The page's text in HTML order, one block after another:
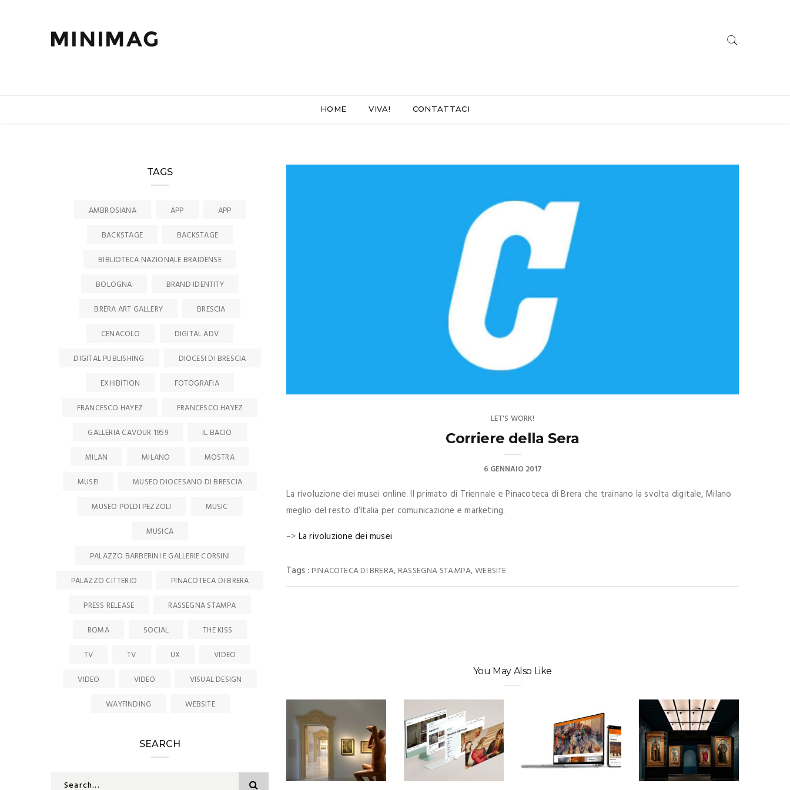
HOME VIVA! CONTATTACI
LET'S WORK!
Corriere della Sera
6 GENNAIO 2017
La rivoluzione dei musei online. Il primato di Triennale e Pinacoteca di Brera che trainano la svolta digitale, Milano
meglio del resto d’Italia per comunicazione e marketing.
–> La rivoluzione dei musei
Tags : PINACOTECA DI BRERA, RASSEGNA STAMPA,WEBSITE
You May Also Like
TAGS
AMBROSIANA APP
APP
BACKSTAGE
BACKSTAGE
BIBLIOTECA NAZIONALE BRAIDENSE
BOLOGNA
BRAND IDENTITY
BRERA ART GALLERY
BRESCIA
CENACOLO
DIGITAL ADV
DIGITAL PUBLISHING
DIOCESI DI BRESCIA
EXHIBITION
FOTOGRAFIA
FRANCESCO HAYEZ
FRANCESCO HAYEZ
GALLERIA CAVOUR 1959
IL BACIO
MILAN
MILANO
MOSTRA
MUSEI
MUSEO DIOCESANO DI BRESCIA
MUSEO POLDI PEZZOLI
MUSIC
MUSICA
PALAZZO BARBERINI E GALLERIE CORSINI
PALAZZO CITTERIO
PINACOTECA DI BRERA
PRESS RELEASE
RASSEGNA STAMPA
ROMA
SOCIAL
THE KISS
TV
TV UX
VIDEO
VIDEO
VIDEO
VISUAL DESIGN
WAYFINDING
WEBSITE
SEARCH